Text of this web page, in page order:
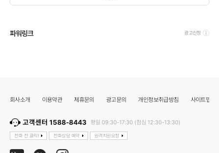
파워링크 광고신청
회사소개 이용약관 제휴문의 광고문의 개인정보취급방침 사이트맵
고객센터 1588-8443 평일 09:30-17:30 (점심 12:30-13:30)
전화 전 클릭! 전화상담 예약 원격지원요청